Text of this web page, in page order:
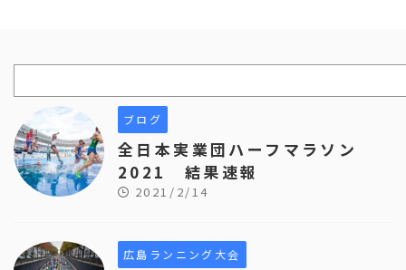
ブログ
全日本実業団ハーフマラソン
2021 結果速報
2021/2/14
広島ランニング大会